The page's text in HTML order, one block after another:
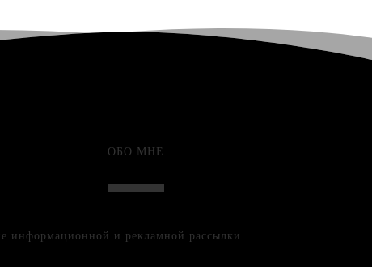
ОБО МНЕ
информационной и рекламной рассылки